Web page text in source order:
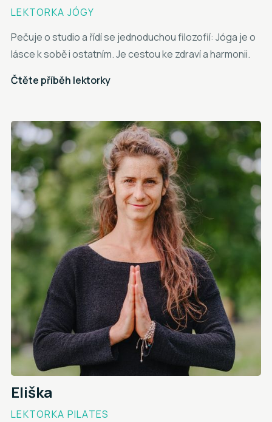
LEKTORKA JÓGY
Pečuje o studio a řídí se jednoduchou filozofií: Jóga je o
lásce k sobě i ostatním. Je cestou ke zdraví a harmonii.
Čtěte příběh lektorky
Eliška
LEKTORKA PILATES